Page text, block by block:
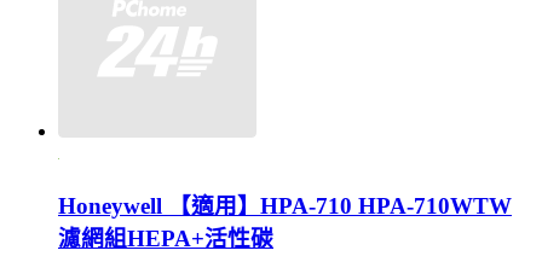
Honeywell 【適用】HPA-710 HPA-710WTW
濾網組HEPA+活性碳